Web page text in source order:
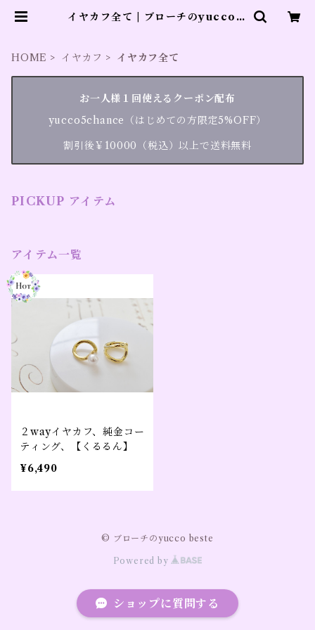
イヤカフ全て | ブローチのyucco b
HOME イヤカフ イヤカフ全て
お一人様１回使えるクーポン配布
yucco5chance（はじめての方限定5%OFF）
割引後￥10000（税込）以上で送料無料
PICKUP アイテム
アイテム一覧
２wayイヤカフ、純金コー
ティング、【くるるん】
¥6,490
© ブローチのyucco beste
Powered by
ショップに質問する